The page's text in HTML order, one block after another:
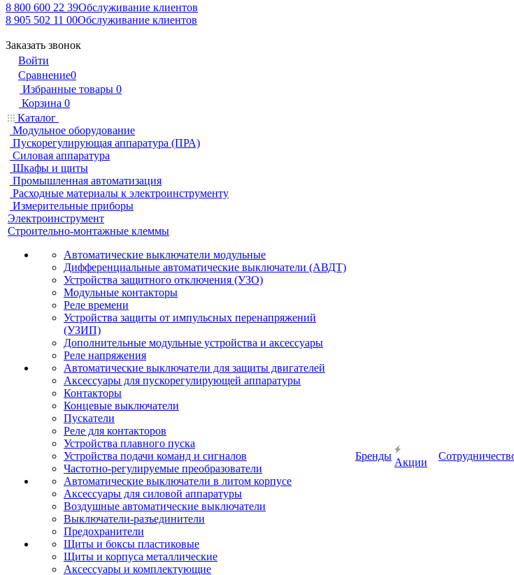
8 800 600 22 39Обслуживание клиентов
8 905 502 11 00Обслуживание клиентов
Заказать звонок
Войти
Сравнение0
Избранные товары 0
Корзина 0
Каталог
Модульное оборудование
Пускорегулирующая аппаратура (ПРА)
Силовая аппаратура
Шкафы и щиты
Промышленная автоматизация
Расходные материалы к электроинструменту
Измерительные приборы
Электроинструмент
Строительно-монтажные клеммы
Автоматические выключатели модульные
Дифференциальные автоматические выключатели (АВДТ)
Устройства защитного отключения (УЗО)
Модульные контакторы
Реле времени
Устройства защиты от импульсных перенапряжений
(УЗИП)
Дополнительные модульные устройства и аксессуары
Реле напряжения
Автоматические выключатели для защиты двигателей
Аксессуары для пускорегулирующей аппаратуры
Контакторы
Концевые выключатели
Пускатели
Реле для контакторов
Устройства плавного пуска
Устройства подачи команд и сигналов
Частотно-регулируемые преобразователи
Автоматические выключатели в литом корпусе
Аксессуары для силовой аппаратуры
Воздушные автоматические выключатели
Выключатели-разъединители
Предохранители
Щиты и боксы пластиковые
Щиты и корпуса металлические
Аксессуары и комплектующие
Бренды
Акции